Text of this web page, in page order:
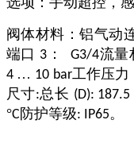
阀体材料：铝气动
端口 3 ：G3/4流量
4 … 10 bar工作压
尺寸:总长 (D):
°C 防护等级: IP65。